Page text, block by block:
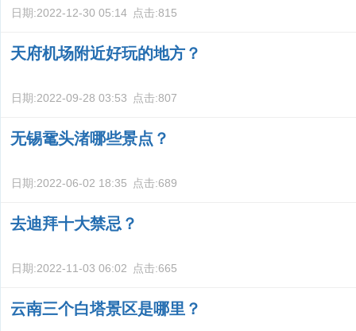
日期:2022-12-30 05:14 点击:815
天府机场附近好玩的地方？
日期:2022-09-28 03:53 点击:807
无锡鼋头渚哪些景点？
日期:2022-06-02 18:35 点击:689
去迪拜十大禁忌？
日期:2022-11-03 06:02 点击:665
云南三个白塔景区是哪里？